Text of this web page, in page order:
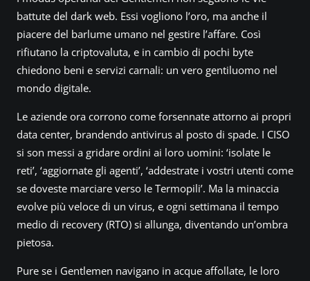
battute del dark web. Essi vogliono l’oro, ma anche il
piacere del barlume umano nel gestire l’affare. Così
rifiutano la criptovaluta, e in cambio di pochi byte
chiedono beni e servizi carnali: un vero gentiluomo nel
mondo digitale.
Le aziende ora corrono come forsennate attorno ai propri
data center, brandendo antivirus al posto di spade. I CISO
si son messi a gridare ordini ai loro uomini: ‘isolate le
reti’, ‘aggiornate gli agenti’, ‘addestrate i vostri utenti come
se doveste marciare verso le Termopili’. Ma la minaccia
evolve più veloce di un virus, e ogni settimana il tempo
medio di recovery (RTO) si allunga, diventando un’ombra
pietosa.
Pure se i Gentlemen navigano in acque affollate, le loro